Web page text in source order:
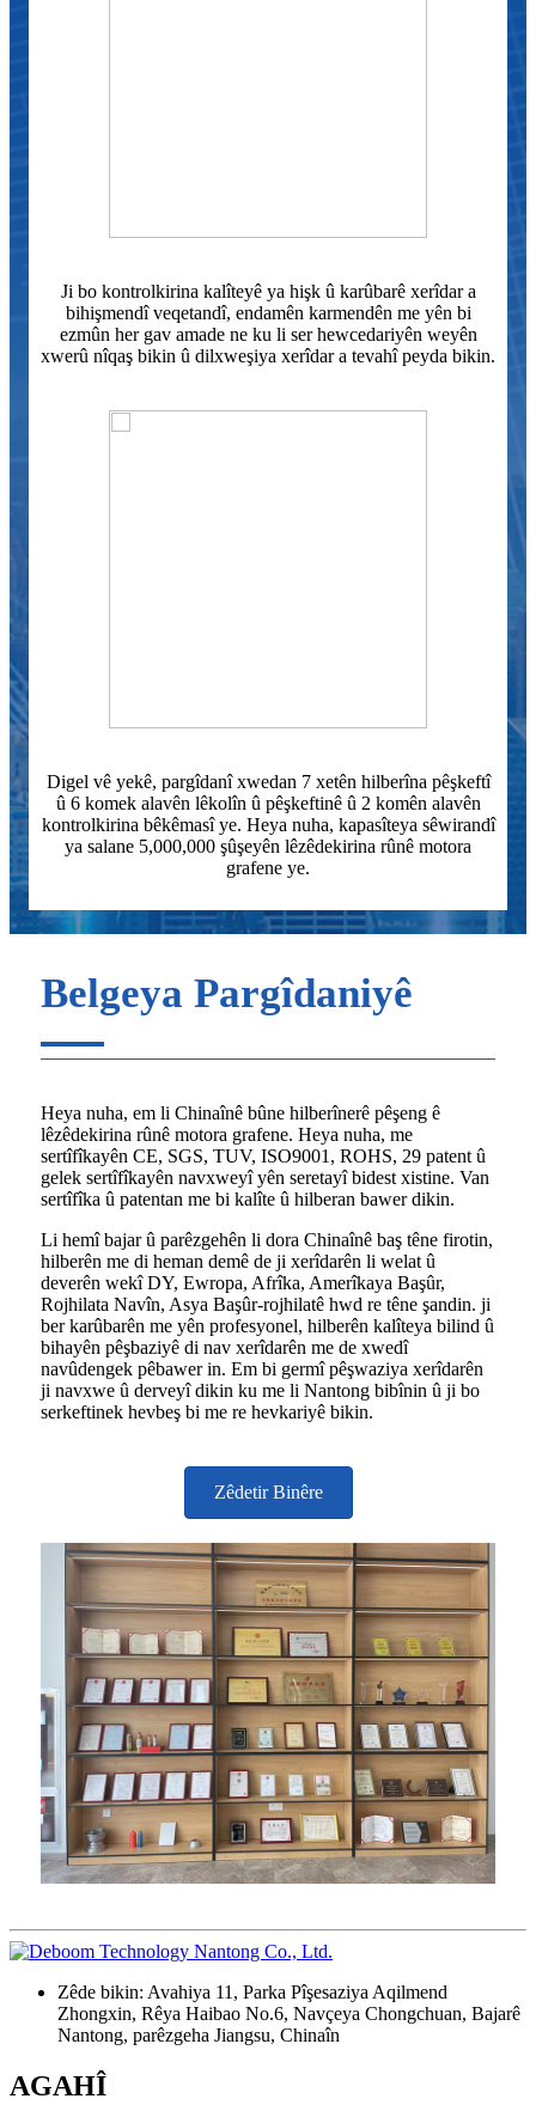
Ji bo kontrolkirina kalîteyê ya hişk û karûbarê xerîdar a
bihişmendî veqetandî, endamên karmendên me yên bi
ezmûn her gav amade ne ku li ser hewcedariyên weyên
xwerû nîqaş bikin û dilxweşiya xerîdar a tevahî peyda bikin.
Digel vê yekê, pargîdanî xwedan 7 xetên hilberîna pêşkeftî
û 6 komek alavên lêkolîn û pêşkeftinê û 2 komên alavên
kontrolkirina bêkêmasî ye. Heya nuha, kapasîteya sêwirandî
ya salane 5,000,000 şûşeyên lêzêdekirina rûnê motora
grafene ye.
Belgeya Pargîdaniyê
Heya nuha, em li Chinaînê bûne hilberînerê pêşeng ê
lêzêdekirina rûnê motora grafene. Heya nuha, me
sertîfîkayên CE, SGS, TUV, ISO9001, ROHS, 29 patent û
gelek sertîfîkayên navxweyî yên seretayî bidest xistine. Van
sertîfîka û patentan me bi kalîte û hilberan bawer dikin.
Li hemî bajar û parêzgehên li dora Chinaînê baş têne firotin,
hilberên me di heman demê de ji xerîdarên li welat û
deverên wekî DY, Ewropa, Afrîka, Amerîkaya Başûr,
Rojhilata Navîn, Asya Başûr-rojhilatê hwd re têne şandin. ji
ber karûbarên me yên profesyonel, hilberên kalîteya bilind û
bihayên pêşbaziyê di nav xerîdarên me de xwedî
navûdengek pêbawer in. Em bi germî pêşwaziya xerîdarên
ji navxwe û derveyî dikin ku me li Nantong bibînin û ji bo
serkeftinek hevbeş bi me re hevkariyê bikin.
Zêdetir Binêre
Zêde bikin: Avahiya 11, Parka Pîşesaziya Aqilmend
Zhongxin, Rêya Haibao No.6, Navçeya Chongchuan, Bajarê
Nantong, parêzgeha Jiangsu, Chinaîn
AGAHÎ